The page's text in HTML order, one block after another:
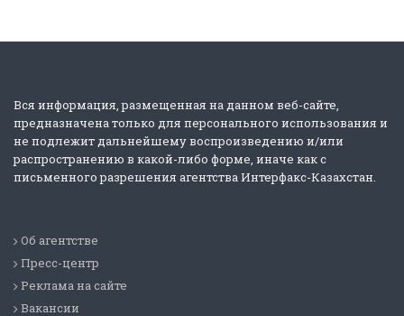
Вся информация, размещенная на данном веб-сайте,
предназначена только для персонального использования и
не подлежит дальнейшему воспроизведению и/или
распространению в какой-либо форме, иначе как с
письменного разрешения агентства Интерфакс-Казахстан.
Об агентстве
Пресс-центр
Реклама на сайте
Вакансии